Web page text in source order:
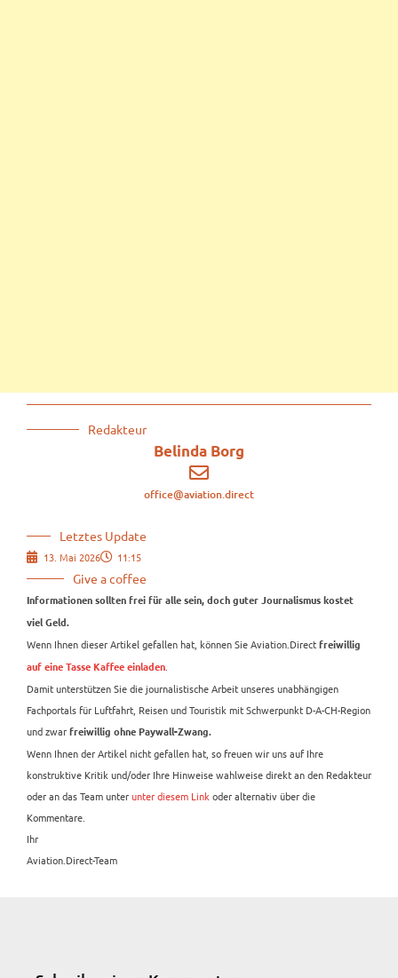
Redakteur
Belinda Borg
office@aviation.direct
Letztes Update
13. Mai 2026 11:15
Give a coffee
Informationen sollten frei für alle sein, doch guter Journalismus kostet
viel Geld.
Wenn Ihnen dieser Artikel gefallen hat, können Sie Aviation.Direct freiwillig
auf eine Tasse Kaffee einladen
Damit unterstützen Sie die journalistische Arbeit unseres unabhängigen
Fachportals für Luftfahrt, Reisen und Touristik mit Schwerpunkt D-A-CH-Region
und zwar freiwillig ohne Paywall-Zwang.
Wenn Ihnen der Artikel nicht gefallen hat, so freuen wir uns auf Ihre
konstruktive Kritik und/oder Ihre Hinweise wahlweise direkt an den Redakteur
oder an das Team unterunter diesem Link oder alternativ über die
Kommentare.
Ihr
Aviation.Direct-Team